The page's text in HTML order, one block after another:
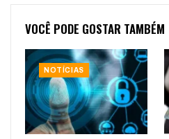
VOCÊ PODE GOSTAR TAMBÉM
NOTÍCIAS